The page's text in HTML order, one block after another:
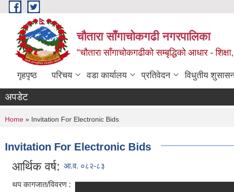
Skip to main content
चौतारा साँगाचोकगढी नगरपालिका
"चौतारा साँगाचोकगढीको सम्बृद्धिको आधार -
गृहपृष्ठ परिचय वडा कार्यालय प्रतिवेदन विधुतीय
अपडेट
You are here
Home » Invitation For Electronic Bids
Invitation For Electronic Bids
आर्थिक वर्ष: आ.व. ०८२-८३
थप कागजात/विवरण :